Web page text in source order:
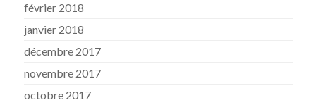
février 2018
janvier 2018
décembre 2017
novembre 2017
octobre 2017